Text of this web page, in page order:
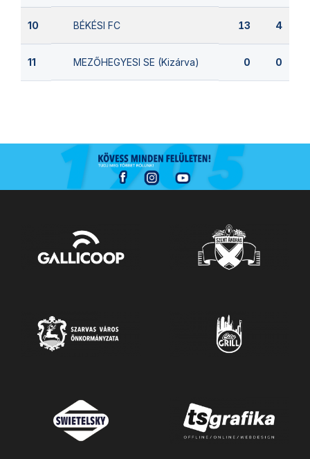
10 BÉKÉSI FC 13 4
11 MEZŐHEGYESI SE (Kizárva) 0 0